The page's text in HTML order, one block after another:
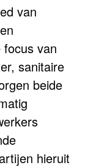
van
focus van
sanitaire
beide
hieruit